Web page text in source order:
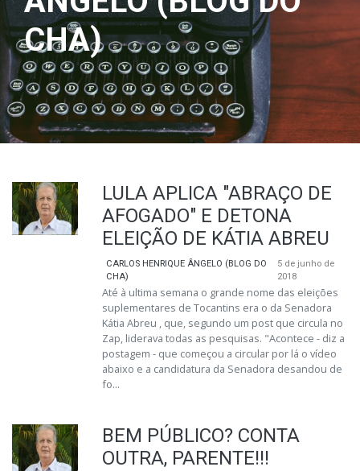
CHA)
LULA APLICA "ABRAÇO DE
AFOGADO" E DETONA
ELEIÇÃO DE KÁTIA ABREU
CARLOS HENRIQUE ÂNGELO (BLOG DO
CHA)
5 de junho de
2018
Até à ultima semana o grande nome das eleições
suplementares de Tocantins era o da Senadora
Kátia Abreu , que, segundo um post que circula no
Zap, liderava todas as pesquisas. "Acontece - diz a
postagem - que começou a circular por lá o vídeo
abaixo e a candidatura da Senadora desandou de
fo...
BEM PÚBLICO? CONTA
OUTRA, PARENTE!!!